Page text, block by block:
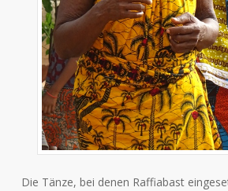
Die Tänze, bei denen Raffiabast